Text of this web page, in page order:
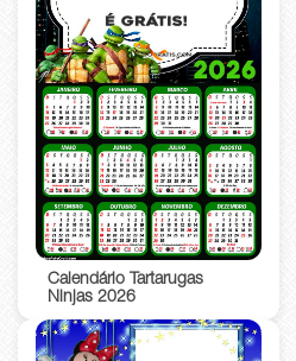
Calendário Tartarugas
Ninjas 2026